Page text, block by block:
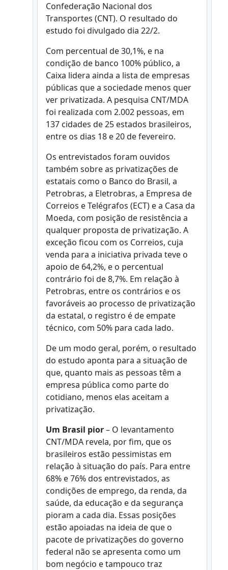
Confederação Nacional dos
Transportes (CNT). O resultado do
estudo foi divulgado dia 22/2.
Com percentual de 30,1%, e na
condição de banco 100% público, a
Caixa lidera ainda a lista de empresas
públicas que a sociedade menos quer
ver privatizada. A pesquisa CNT/MDA
foi realizada com 2.002 pessoas, em
137 cidades de 25 estados brasileiros,
entre os dias 18 e 20 de fevereiro.
Os entrevistados foram ouvidos
também sobre as privatizações de
estatais como o Banco do Brasil, a
Petrobras, a Eletrobras, a Empresa de
Correios e Telégrafos (ECT) e a Casa da
Moeda, com posição de resistência a
qualquer proposta de privatização. A
exceção ficou com os Correios, cuja
venda para a iniciativa privada teve o
apoio de 64,2%, e o percentual
contrário foi de 8,7%. Em relação à
Petrobras, entre os contrários e os
favoráveis ao processo de privatização
da estatal, o registro é de empate
técnico, com 50% para cada lado.
De um modo geral, porém, o resultado
do estudo aponta para a situação de
que, quanto mais as pessoas têm a
empresa pública como parte do
cotidiano, menos elas aceitam a
privatização.
Um Brasil pior– O levantamento
CNT/MDA revela, por fim, que os
brasileiros estão pessimistas em
relação à situação do país. Para entre
68% e 76% dos entrevistados, as
condições de emprego, da renda, da
saúde, da educação e da segurança
pioram a cada dia. Essas posições
estão apoiadas na ideia de que o
pacote de privatizações do governo
federal não se apresenta como um
bom negócio e tampouco traz